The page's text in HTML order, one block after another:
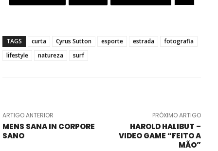
TAGS curta Cyrus Sutton esporte estrada
fotografia
lifestyle
natureza surf
ARTIGO ANTERIOR
MENS SANA IN CORPORE
SANO
PRÓXIMO ARTIGO
HAROLD HALIBUT –
VIDEO GAME “FEITO A
MÃO”